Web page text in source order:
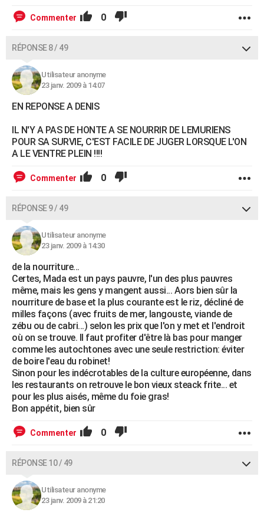
Commenter 0
RÉPONSE 8 / 49
Utilisateur anonyme
23 janv. 2009 à 14:07
EN REPONSE A DENIS
IL N'Y A PAS DE HONTE A SE NOURRIR DE LEMURIENS
POUR SA SURVIE, C'EST FACILE DE JUGER LORSQUE L'ON
A LE VENTRE PLEIN !!!!
Commenter 0
RÉPONSE 9 / 49
Utilisateur anonyme
23 janv. 2009 à 14:30
de la nourriture...
Certes, Mada est un pays pauvre, l'un des plus pauvres
même, mais les gens y mangent aussi... Aors bien sûr la
nourriture de base et la plus courante est le riz, décliné de
milles façons (avec fruits de mer, langouste, viande de
zébu ou de cabri...) selon les prix que l'on y met et l'endroit
où on se trouve. Il faut profiter d'être là bas pour manger
comme les autochtones avec une seule restriction: éviter
de boire l'eau du robinet!
Sinon pour les indécrotables de la culture européenne, dans
les restaurants on retrouve le bon vieux steack frite... et
pour les plus aisés, même du foie gras!
Bon appétit, bien sûr
Commenter 0
RÉPONSE 10 / 49
Utilisateur anonyme
23 janv. 2009 à 21:20